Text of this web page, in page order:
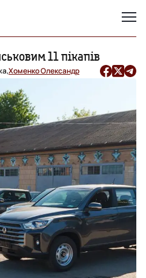
11 пікапів
Хоменко Олександр